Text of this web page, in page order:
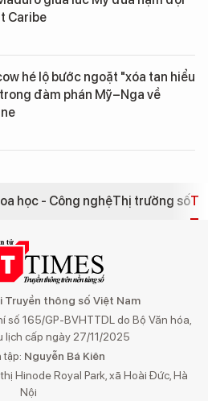
Caribe
hé lộ bước ngoặt "xóa tan hiểu
trong đàm phán Mỹ–Nga về
học - Công nghệThị trường số
Truyền thông số Việt Nam
số 165/GP-BVHTTDL do Bộ Văn hóa,
lịch cấp ngày 27/11/2025
tập: Nguyễn Bá Kiên
Hinode Royal Park, xã Hoài Đức, Hà
Nội